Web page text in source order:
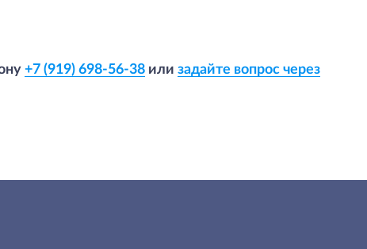
+7 (919) 698-56-38 или задайте вопрос через